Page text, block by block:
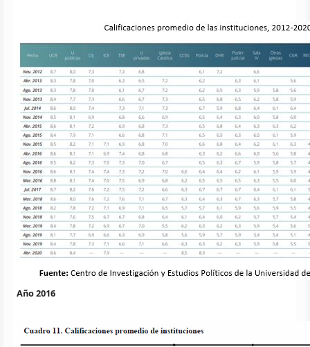
Año 2016